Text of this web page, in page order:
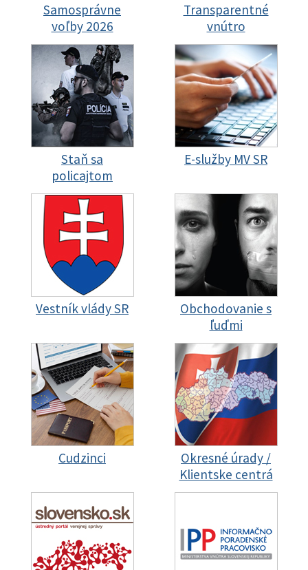
Samosprávne
voľby 2026
Transparentné
vnútro
Staň sa
policajtom
E-služby MV SR
Vestník vlády SR
Obchodovanie s
ľuďmi
Cudzinci
Okresné úrady /
Klientske centrá